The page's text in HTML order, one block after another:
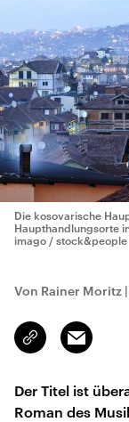
Die kosovarische
Haupthandlungsorte
imago / stock&people
Von Rainer Moritz |
Link
kopieren/teilen
Email
Der Titel ist
Roman des